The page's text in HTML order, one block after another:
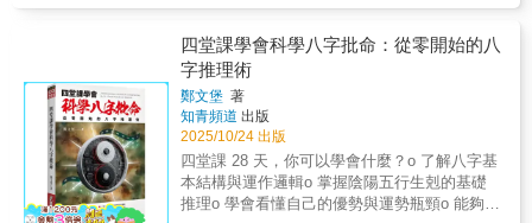
人生毫無境界；但逢歲運身根入命，其時性情
變成積極明斷、能任財官，事業人生自有新生
氣象；然歲運迅過，時不我予，到底難有大
成〕
思考陪伴者。它讓我們能從不同角度凝視問
題，使日常的慣性鬆動一些，也讓新的可能性
得以浮現。當視角稍作開展，轉機往往已在未
來的時空裡悄悄靠近。這不是一本算命書，而
是一本能讓你對照自身狀態、找到下一步可採
取的行動指南。也讓你慢慢明白：命運，其實
一直握在自己手中。讓覺察，陪你走過每一道
人生課題▍在溝通的處境中，最難的是讓話語
與心意保持一致▍在創業者的處境中, 最難的是
與自己同行▍在母親的處境裡，最難的是在付
偏母及祖父也；偏財是父，乃母之夫星也，亦
為偏妻；正財為妻，偏財為妾、為父是也；比
肩為兄弟姐妹也，七殺是男、正官為女，陽為
男、陰為女。食神是男孫，傷官是女孫及祖母
也。以上有圖，必詳其圖說方可知〉；對女命
只有〈婦人命，取六親與男命不同；取官星為
夫星，七殺是偏夫，食神是男，傷官是女，經
云男取剋干為嗣，女取干生為子息及奴婢
也〉，寥寥數語、忽悠帶過。《三命通會》所
四堂課學會科學八字批命：從零開始的八
字推理術
鄭文堡 著
知青頻道 出版
2025/10/24 出版
四堂課 28 天，你可以學會什麼？o 了解八字基
本結構與運作邏輯o 掌握陰陽五行生剋的基礎
推理o 學會看懂自己的優勢與運勢瓶頸o 能夠簡